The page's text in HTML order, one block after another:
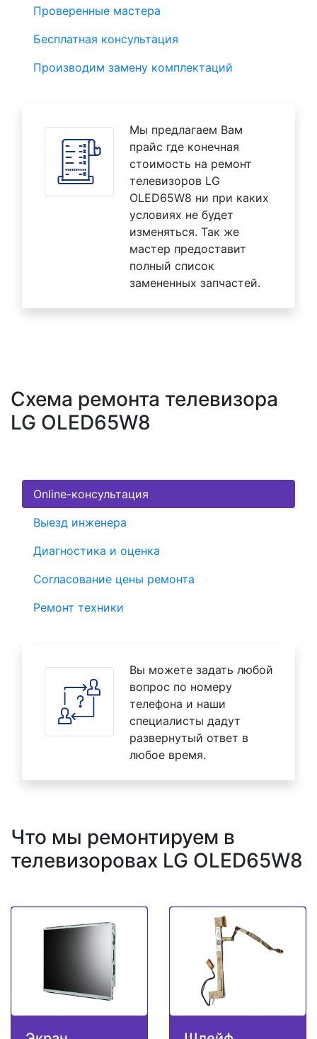
Проверенные мастера
Бесплатная консультация
Производим замену комплектаций
Мы предлагаем Вам
прайс где конечная
стоимость на ремонт
телевизоров LG
OLED65W8 ни при каких
условиях не будет
изменяться. Так же
мастер предоставит
полный список
замененных запчастей.
Схема ремонта телевизора
LG OLED65W8
Online-консультация
Выезд инженера
Диагностика и оценка
Согласование цены ремонта
Ремонт техники
Вы можете задать любой
вопрос по номеру
телефона и наши
специалисты дадут
развернутый ответ в
любое время.
Что мы ремонтируем в
телевизоровах LG OLED65W8